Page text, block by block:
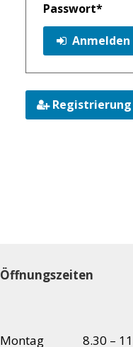
Passwort*
Anmelden
Registrierung
Öffnungszeiten
Montag 8.30 –